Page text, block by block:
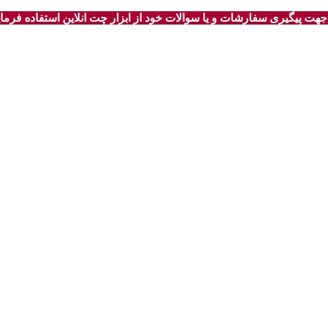
جهت پیگیری سفارشات و یا سوالات خود از ابزار چت انلاین استفاده